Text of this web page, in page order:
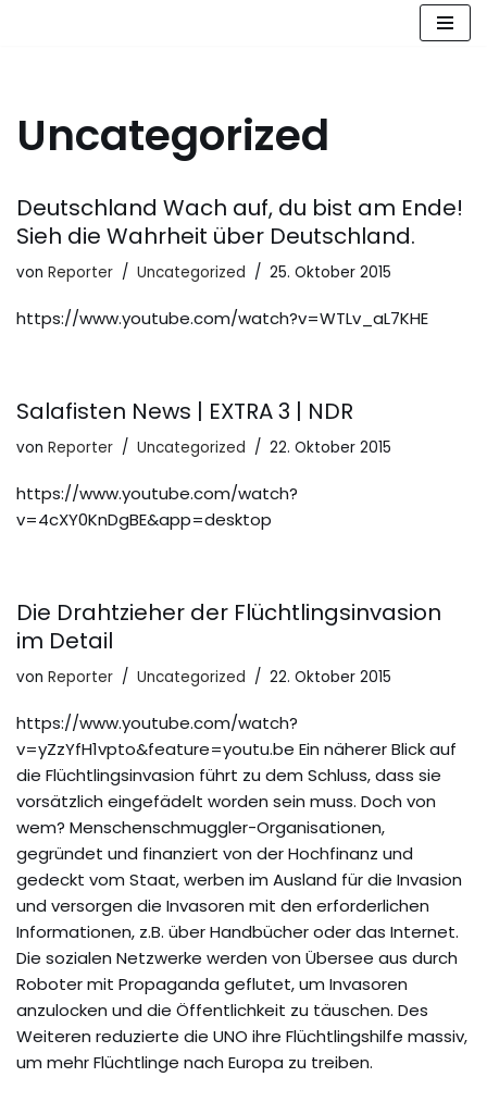
Uncategorized
Deutschland Wach auf, du bist am Ende!
Sieh die Wahrheit über Deutschland.
von Reporter Uncategorized 25. Oktober 2015
https://www.youtube.com/watch?v=WTLv_aL7KHE
Salafisten News | EXTRA 3 | NDR
von Reporter Uncategorized 22. Oktober 2015
https://www.youtube.com/watch?
v=4cXY0KnDgBE&app=desktop
Die Drahtzieher der Flüchtlingsinvasion
im Detail
von Reporter Uncategorized 22. Oktober 2015
https://www.youtube.com/watch?
v=yZzYfH1vpto&feature=youtu.be Ein näherer Blick auf
die Flüchtlingsinvasion führt zu dem Schluss, dass sie
vorsätzlich eingefädelt worden sein muss. Doch von
wem? Menschenschmuggler-Organisationen,
gegründet und finanziert von der Hochfinanz und
gedeckt vom Staat, werben im Ausland für die Invasion
und versorgen die Invasoren mit den erforderlichen
Informationen, z.B. über Handbücher oder das Internet.
Die sozialen Netzwerke werden von Übersee aus durch
Roboter mit Propaganda geflutet, um Invasoren
anzulocken und die Öffentlichkeit zu täuschen. Des
Weiteren reduzierte die UNO ihre Flüchtlingshilfe massiv,
um mehr Flüchtlinge nach Europa zu treiben.